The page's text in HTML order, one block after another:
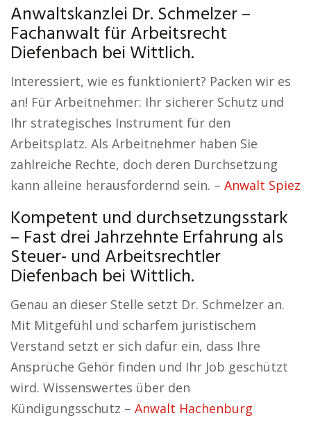
Anwaltskanzlei Dr. Schmelzer –
Fachanwalt für Arbeitsrecht
Diefenbach bei Wittlich.
Interessiert, wie es funktioniert? Packen wir es
an! Für Arbeitnehmer: Ihr sicherer Schutz und
Ihr strategisches Instrument für den
Arbeitsplatz. Als Arbeitnehmer haben Sie
zahlreiche Rechte, doch deren Durchsetzung
kann alleine herausfordernd sein. – Anwalt Spiez
Kompetent und durchsetzungsstark
– Fast drei Jahrzehnte Erfahrung als
Steuer- und Arbeitsrechtler
Diefenbach bei Wittlich.
Genau an dieser Stelle setzt Dr. Schmelzer an.
Mit Mitgefühl und scharfem juristischem
Verstand setzt er sich dafür ein, dass Ihre
Ansprüche Gehör finden und Ihr Job geschützt
wird. Wissenswertes über den
Kündigungsschutz – Anwalt Hachenburg